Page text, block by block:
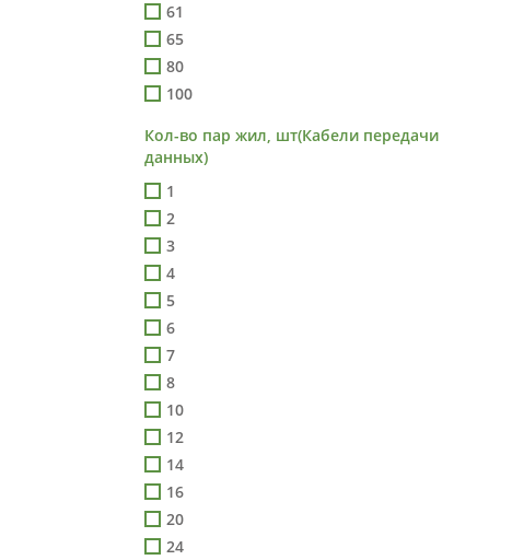
61
65
80
100
Кол-во пар жил, шт(Кабели передачи
данных)
1
2
3
4
5
6
7
8
10
12
14
16
20
24